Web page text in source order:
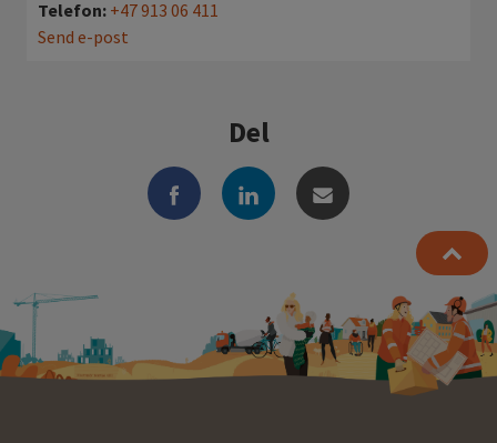
Telefon: +47 913 06 411
Send e-post
Del